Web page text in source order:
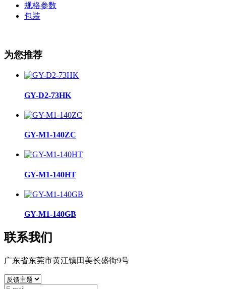
规格参数
包装
为您推荐
GY-D2-73HK
GY-M1-140ZC
GY-M1-140HT
GY-M1-140GB
联系我们
广东省东莞市黄江镇田美长盛街9号